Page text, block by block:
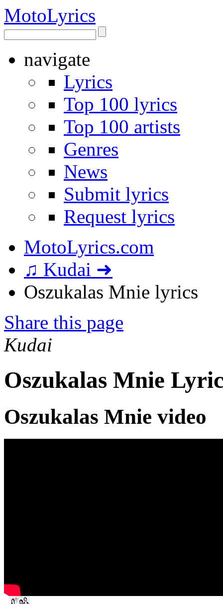
MotoLyrics
navigate
Lyrics
Top 100 lyrics
Top 100 artists
Genres
News
Submit lyrics
Request lyrics
MotoLyrics.com
♫ Kudai ➜
Oszukalas Mnie lyrics
Share this page
Kudai
Oszukalas Mnie
Oszukalas Mnie video